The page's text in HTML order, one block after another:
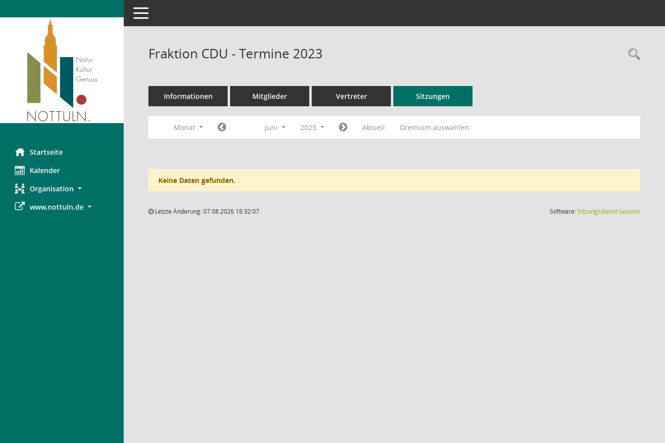
Startseite
Kalender
Organisation
www.nottuln.de
Toggle navigation
Fraktion CDU - Termine 2023
Informationen Mitglieder Vertreter Sitzungen
Monat Juni 2023 Aktuell Gremium auswählen
Keine Daten gefunden.
Letzte Änderung: 07.08.2026 18:32:07 Software:SitzungsdienstSession(Wird in